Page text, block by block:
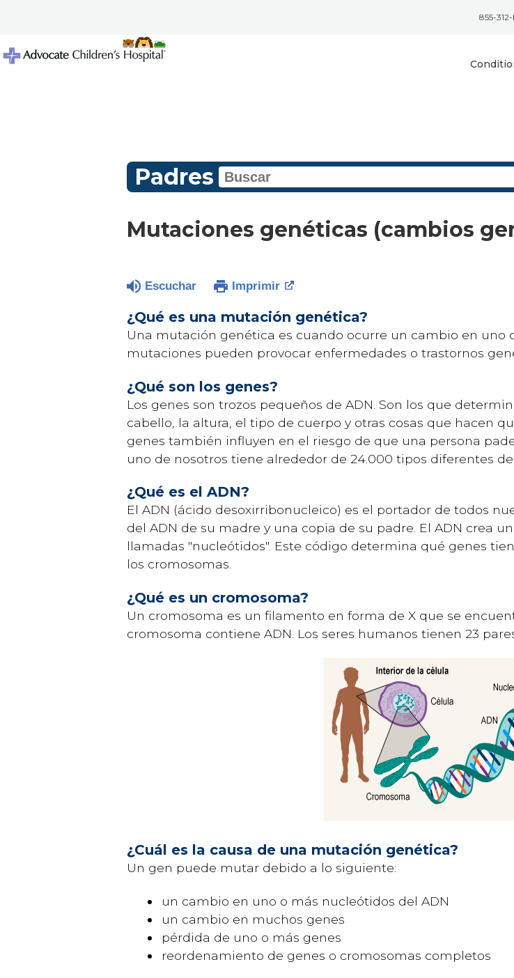
855-
Padres
Mutaciones genéticas (cambios
Escuchar Imprimir
¿Qué es una mutación genética?
Una mutación genética es cuando ocurre un cambio en uno
mutaciones pueden provocar enfermedades o trastornos
¿Qué son los genes?
Los genes son trozos pequeños de ADN. Son los que
cabello, la altura, el tipo de cuerpo y otras cosas que hacen
genes también influyen en el riesgo de que una persona
uno de nosotros tiene alrededor de 24.000 tipos diferentes de
¿Qué es el ADN?
El ADN (ácido desoxirribonucleico) es el portador de todos
del ADN de su madre y una copia de su padre. El ADN crea
llamadas "nucleótidos". Este código determina qué genes
los cromosomas.
¿Qué es un cromosoma?
Un cromosoma es un filamento en forma de X que se
cromosoma contiene ADN. Los seres humanos tienen 23
¿Cuál es la causa de una mutación genética?
Un gen puede mutar debido a lo siguiente:
un cambio en uno o más nucleótidos del ADN
un cambio en muchos genes
pérdida de uno o más genes
reordenamiento de genes o cromosomas completos